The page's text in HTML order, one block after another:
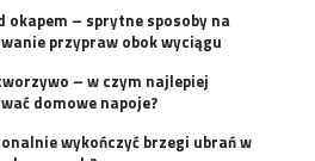
okapem – sprytne sposoby na
przypraw obok wyciągu
– w czym najlepiej
domowe napoje?
wykończyć brzegi ubrań w